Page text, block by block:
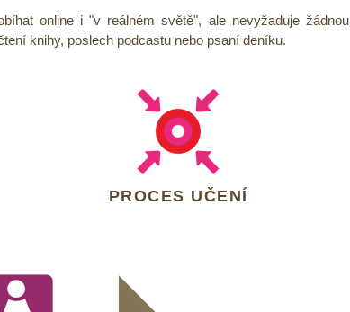
online i "v reálném světě", ale nevyžaduje žádnou
knihy, poslech podcastu nebo psaní deníku.
PROCES UČENÍ